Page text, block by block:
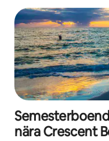
nära Crescent